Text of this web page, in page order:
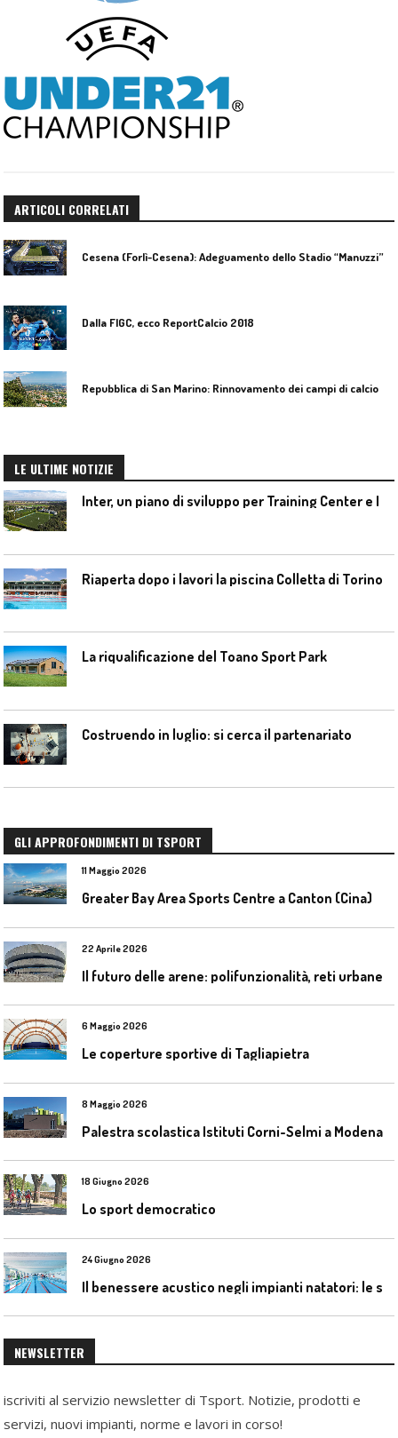
ARTICOLI CORRELATI
Dalla FIGC, ecco ReportCalcio 2018
Repubblica di San Marino: Rinnovamento dei campi di calcio
LE ULTIME NOTIZIE
Riaperta dopo i lavori la piscina Colletta di Torino
La riqualificazione del Toano Sport Park
Costruendo in luglio: si cerca il partenariato
GLI APPROFONDIMENTI DI TSPORT
11 Maggio 2026
Greater Bay Area Sports Centre a Canton (Cina)
22 Aprile 2026
6 Maggio 2026
Le coperture sportive di Tagliapietra
8 Maggio 2026
Palestra scolastica Istituti Corni-Selmi a Modena
18 Giugno 2026
Lo sport democratico
24 Giugno 2026
NEWSLETTER
iscriviti al servizio newsletter di Tsport. Notizie, prodotti e
servizi, nuovi impianti, norme e lavori in corso!